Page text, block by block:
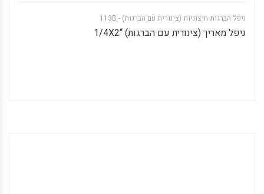
ניפל הברגות חיצוניות (צינורית עם הברגות) - 113B
ניפל מאריך (צינורית עם הברגות) “1/4X2